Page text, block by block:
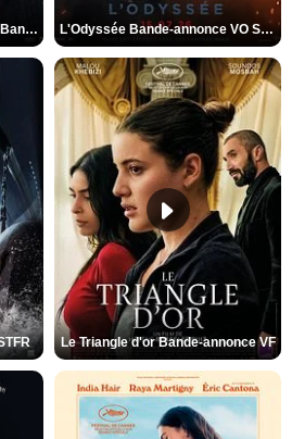
Spider-Man: Brand New Day Bande-annonce VO STFR L'Odyssée Bande-annonce VO STFR
Le Triangle d'or Bande-annonce VF